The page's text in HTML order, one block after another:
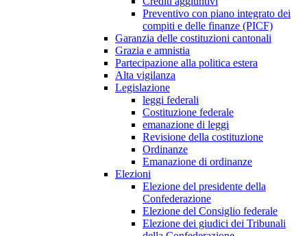
Preventivo con piano integrato dei
compiti e delle finanze (PICF)
Garanzia delle costituzioni cantonali
Grazia e amnistia
Partecipazione alla politica estera
Alta vigilanza
Legislazione
leggi federali
Costituzione federale
emanazione di leggi
Revisione della costituzione
Ordinanze
Emanazione di ordinanze
Elezioni
Elezione del presidente della
Confederazione
Elezione del Consiglio federale
Elezione dei giudici dei Tribunali